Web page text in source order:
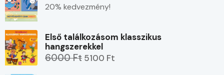
20% kedvezmény!
Első találkozásom klasszikus
hangszerekkel
6000 Ft 5100 Ft